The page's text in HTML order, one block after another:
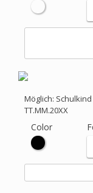
Möglich:
TT.MM.20XX
Color